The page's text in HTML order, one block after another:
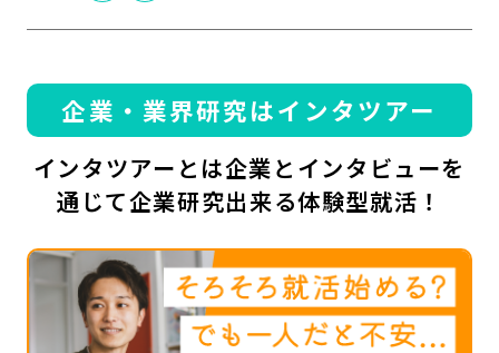
企業・業界研究はインタツアー
インタツアーとは企業とインタビューを
通じて企業研究出来る体験型就活！